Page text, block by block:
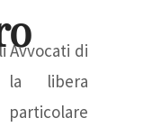
Avvocati di
la libera